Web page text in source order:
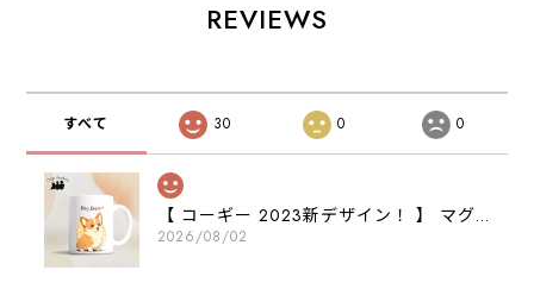
REVIEWS
すべて 30 0 0
【 コーギー 2023新デザイン！ 】 マグカップ お家用 プレゼント 犬 うちの子 犬グッズ ギフト
2026/08/02